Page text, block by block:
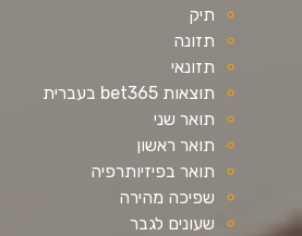
תיק
תזונה
תזונאי
תוצאות bet365 בעברית
תואר שני
תואר ראשון
תואר בפיזיותרפיה
שפיכה מהירה
שעונים לגבר